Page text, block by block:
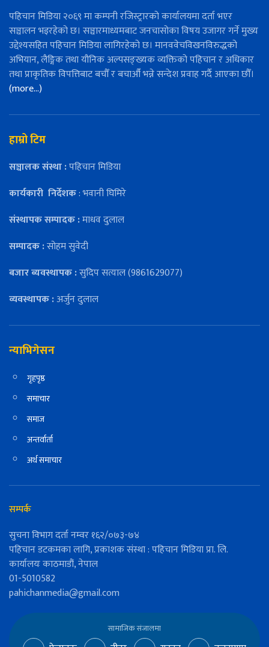
पहिचान मिडिया २०६९ मा कम्पनी रजिस्ट्रारको कार्यालयमा दर्ता भएर
सञ्चालन भइरहेको छ। सञ्चारमाध्यमबाट जनचासोका विषय उजागर गर्ने मुख्य
उद्देश्यसहित पहिचान मिडिया लागिरहेको छ। मानववेचविखनविरुद्धको
अभियान, लैङ्गिक तथा यौनिक अल्पसङ्ख्यक व्यक्तिको पहिचान र अधिकार
तथा प्राकृतिक विपत्तिबाट बचौँ र बचाऔँ भन्ने सन्देश प्रवाह गर्दै आएका छौँ।
(more…)
हाम्रो टिम
सञ्चालक संस्था :पहिचान मिडिया
कार्यकारी निर्देशक: भवानी घिमिरे
संस्थापक सम्पादक :माधव दुलाल
सम्पादक :सोहम सुवेदी
बजार ब्यवस्थापक :सुदिप सत्याल (9861629077)
व्यवस्थापक :अर्जुन दुलाल
न्याभिगेसन
गृहपृष्ठ
समाचार
समाज
अन्तर्वार्ता
अर्थ समाचार
सम्पर्क
सुचना विभाग दर्ता नम्वर १६२/०७३-७४
पहिचान डटकमका लागि, प्रकाशक संस्था : पहिचान मिडिया प्रा. लि.
कार्यालयः काठमाडौं, नेपाल
01-5010582
pahichanmedia@gmail.com
सामाजिक संजालमा